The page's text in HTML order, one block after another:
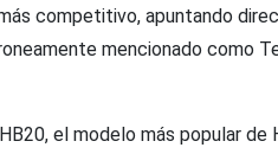
competitivo, apuntando
mencionado como
el modelo más popular de